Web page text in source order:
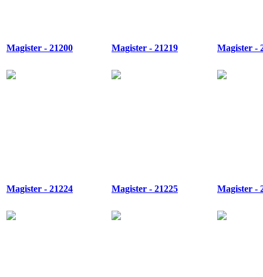
Magister - 21200 Magister - 21219 Magister -
Magister - 21224 Magister - 21225 Magister -